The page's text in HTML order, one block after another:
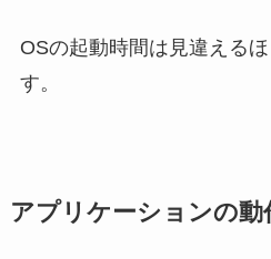
OSの起動時間は見違える
す。
アプリケーションの動